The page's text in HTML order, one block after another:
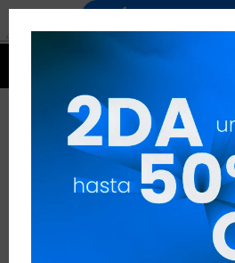
ZINC
QUITAR FILTROS